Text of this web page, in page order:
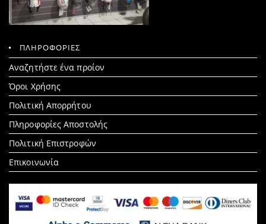
ΠΛΗΡΟΦΟΡΙΕΣ
Αναζητήστε ένα προίον
Search
for:
Όροι Χρήσης
Πολιτική Απορρήτου
Πληροφορίες Αποστολής
Πολιτική Επιστροφών
Επικοινωνία